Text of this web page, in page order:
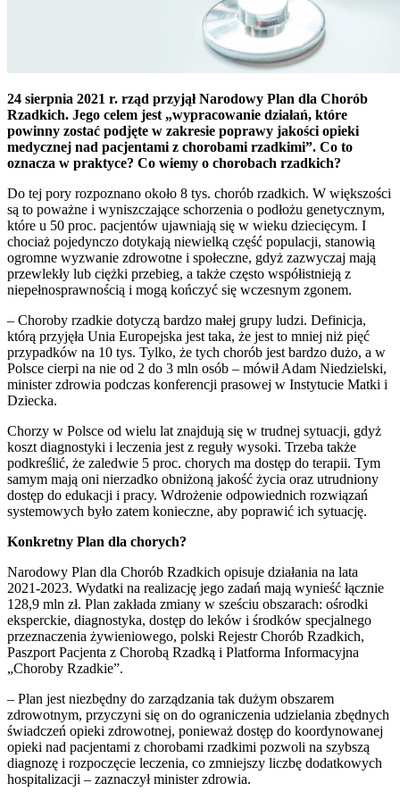
24 sierpnia 2021 r. rząd przyjął Narodowy Plan dla Chorób
Rzadkich. Jego celem jest „wypracowanie działań, które
powinny zostać podjęte w zakresie poprawy jakości opieki
medycznej nad pacjentami z chorobami rzadkimi”. Co to
oznacza w praktyce? Co wiemy o chorobach rzadkich?
Do tej pory rozpoznano około 8 tys. chorób rzadkich. W większości
są to poważne i wyniszczające schorzenia o podłożu genetycznym,
które u 50 proc. pacjentów ujawniają się w wieku dziecięcym. I
chociaż pojedynczo dotykają niewielką część populacji, stanowią
ogromne wyzwanie zdrowotne i społeczne, gdyż zazwyczaj mają
przewlekły lub ciężki przebieg, a także często współistnieją z
niepełnosprawnością i mogą kończyć się wczesnym zgonem.
– Choroby rzadkie dotyczą bardzo małej grupy ludzi. Definicja,
którą przyjęła Unia Europejska jest taka, że jest to mniej niż pięć
przypadków na 10 tys. Tylko, że tych chorób jest bardzo dużo, a w
Polsce cierpi na nie od 2 do 3 mln osób – mówił Adam Niedzielski,
minister zdrowia podczas konferencji prasowej w Instytucie Matki i
Dziecka.
Chorzy w Polsce od wielu lat znajdują się w trudnej sytuacji, gdyż
koszt diagnostyki i leczenia jest z reguły wysoki. Trzeba także
podkreślić, że zaledwie 5 proc. chorych ma dostęp do terapii. Tym
samym mają oni nierzadko obniżoną jakość życia oraz utrudniony
dostęp do edukacji i pracy. Wdrożenie odpowiednich rozwiązań
systemowych było zatem konieczne, aby poprawić ich sytuację.
Konkretny Plan dla chorych?
Narodowy Plan dla Chorób Rzadkich opisuje działania na lata
2021-2023. Wydatki na realizację jego zadań mają wynieść łącznie
128,9 mln zł. Plan zakłada zmiany w sześciu obszarach: ośrodki
eksperckie, diagnostyka, dostęp do leków i środków specjalnego
przeznaczenia żywieniowego, polski Rejestr Chorób Rzadkich,
Paszport Pacjenta z Chorobą Rzadką i Platforma Informacyjna
„Choroby Rzadkie”.
– Plan jest niezbędny do zarządzania tak dużym obszarem
zdrowotnym, przyczyni się on do ograniczenia udzielania zbędnych
świadczeń opieki zdrowotnej, ponieważ dostęp do koordynowanej
opieki nad pacjentami z chorobami rzadkimi pozwoli na szybszą
diagnozę i rozpoczęcie leczenia, co zmniejszy liczbę dodatkowych
hospitalizacji – zaznaczył minister zdrowia.